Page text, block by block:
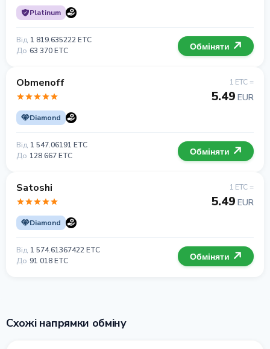
Platinum
Від 1 819.635222 ETC
До 63 370 ETC Обміняти
Obmenoff
Diamond
1 ETC =
5.49 EUR
Від 1 547.06191 ETC
До 128 667 ETC Обміняти
Satoshi
Diamond
1 ETC =
5.49 EUR
Від 1 574.61367422 ETC
До 91 018 ETC Обміняти
Схожі напрямки обміну